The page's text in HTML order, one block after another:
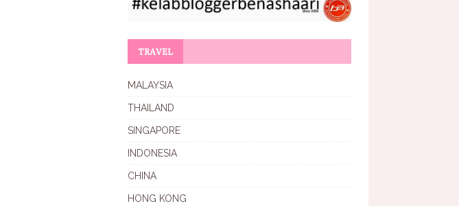
TRAVEL
MALAYSIA
THAILAND
SINGAPORE
INDONESIA
CHINA
HONG KONG